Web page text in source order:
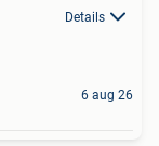
Details
6 aug 26